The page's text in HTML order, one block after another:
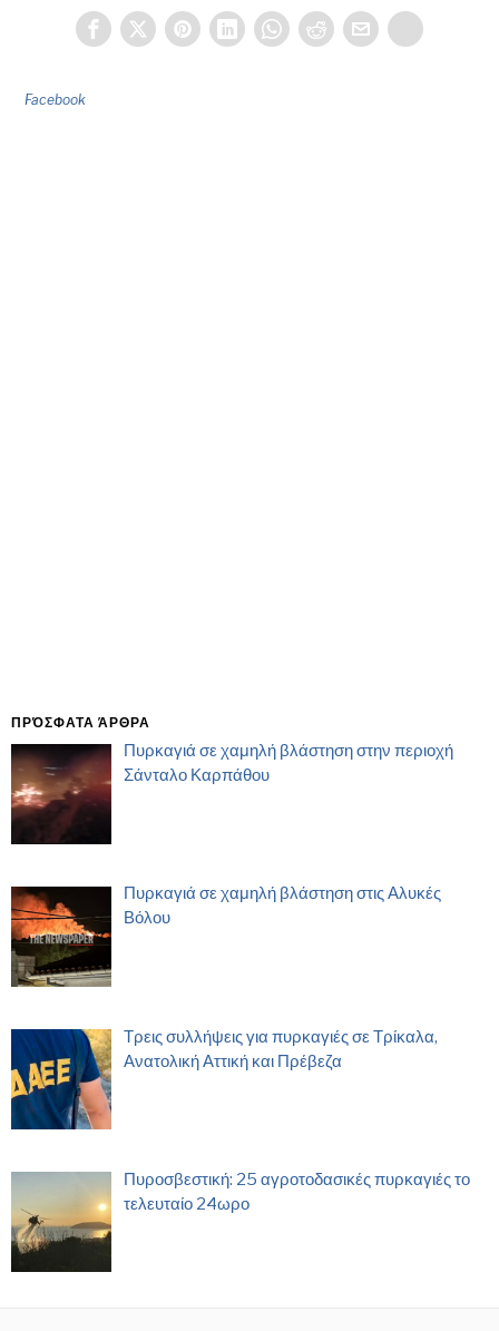
Facebook
ΠΡΌΣΦΑΤΑ ΆΡΘΡΑ
Πυρκαγιά σε χαμηλή βλάστηση στην περιοχή
Σάνταλο Καρπάθου
Πυρκαγιά σε χαμηλή βλάστηση στις Αλυκές
Βόλου
Τρεις συλλήψεις για πυρκαγιές σε Τρίκαλα,
Ανατολική Αττική και Πρέβεζα
Πυροσβεστική: 25 αγροτοδασικές πυρκαγιές το
τελευταίο 24ωρο